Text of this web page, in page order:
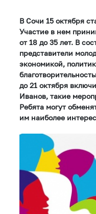
В Сочи 15 октября
Участие в нем
от 18 до 35 лет. В
представители
экономикой,
до 21 октября
Иванов, такие
Ребята могут
им наиболее